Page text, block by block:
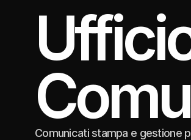
Comunicati stampa e gestione